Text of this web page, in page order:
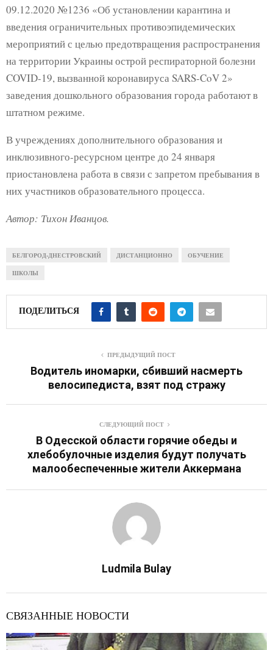
09.12.2020 №1236 «Об установлении карантина и
введения ограничительных противоэпидемических
мероприятий с целью предотвращения распространения
на территории Украины острой респираторной болезни
COVID-19, вызванной коронавируса SARS-CoV 2»
заведения дошкольного образования города работают в
штатном режиме.
В учреждениях дополнительного образования и
инклюзивного-ресурсном центре до 24 января
приостановлена ​​работа в связи с запретом пребывания в
них участников образовательного процесса.
Автор: Тихон Иванцов.
БЕЛГОРОД-ДНЕСТРОВСКИЙ ДИСТАНЦИОННО ОБУЧЕНИЕ
ШКОЛЫ
ПОДЕЛИТЬСЯ
ПРЕДЫДУЩИЙ ПОСТ
Водитель иномарки, сбивший насмерть
велосипедиста, взят под стражу
СЛЕДУЮЩИЙ ПОСТ
В Одесской области горячие обеды и
хлебобулочные изделия будут получать
малообеспеченные жители Аккермана
Ludmila Bulay
СВЯЗАННЫЕ НОВОСТИ